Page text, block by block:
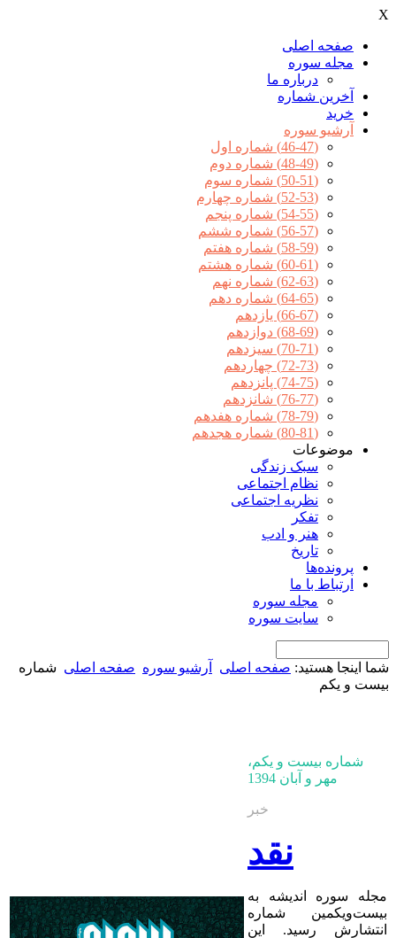
X
صفحه اصلی
مجله سوره
درباره ما
آخرين شماره
خرید
آرشیو سوره
(46-47) شماره اول
(48-49) شماره دوم
(50-51) شماره سوم
(52-53) شماره چهارم
(54-55) شماره پنجم
(56-57) شماره ششم
(58-59) شماره هفتم
(60-61) شماره هشتم
(62-63) شماره نهم
(64-65) شماره دهم
(66-67) یازدهم
(68-69) دوازدهم
(70-71) سیزدهم
(72-73) چهاردهم
(74-75) پانزدهم
(76-77) شانزدهم
(78-79) شماره هفدهم
(80-81) شماره هجدهم
موضوعات
سبک زندگی
نظام اجتماعی
نظریه اجتماعی
تفکر
هنر و ادب
تاریخ
پرونده‌ها
ارتباط با ما
مجله سوره
سایت سوره
شما اینجا هستید: صفحه اصلی آرشیو سوره صفحه اصلی شماره
بیست و یکم
شماره بیست و یکم،
مهر و آبان 1394
خبر
نقد
مجله‌ سوره اندیشه به
بیست‌ویکمین شماره‌
انتشارش رسید. این